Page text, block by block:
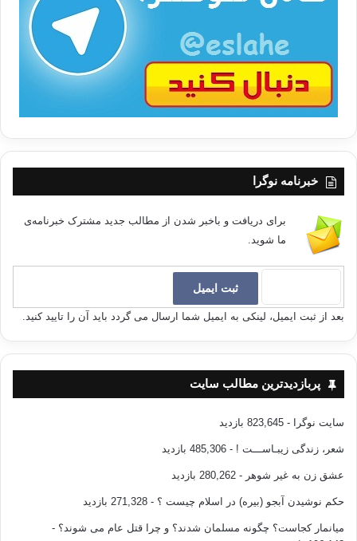
خبرنامه نوگرا
برای دریافت و باخبر شدن از مطالب جدید مشترک خبرنامه‌ی
ما شوید.
بعد از ثبت ایمیل، لینکی به ایمیل شما ارسال می گردد باید آن را تایید کنید.
پربازدیدترین مطالب سایت
سایت نوگرا - 823,645 بازدید
شعر، زندگی زیبـاســـت ! - 485,306 بازدید
عشق زن به غیر شوهر - 280,262 بازدید
حکم نوشیدن آبجو (بیره) در اسلام چیست ؟ - 271,328 بازدید
میانمار کجاست؟ چگونه مسلمان شدند؟ و چرا قتل عام می شوند؟ -